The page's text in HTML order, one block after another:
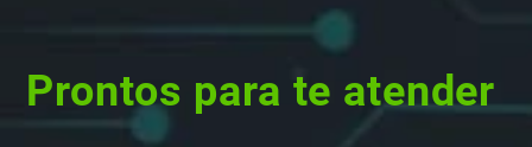
Prontos para te atender